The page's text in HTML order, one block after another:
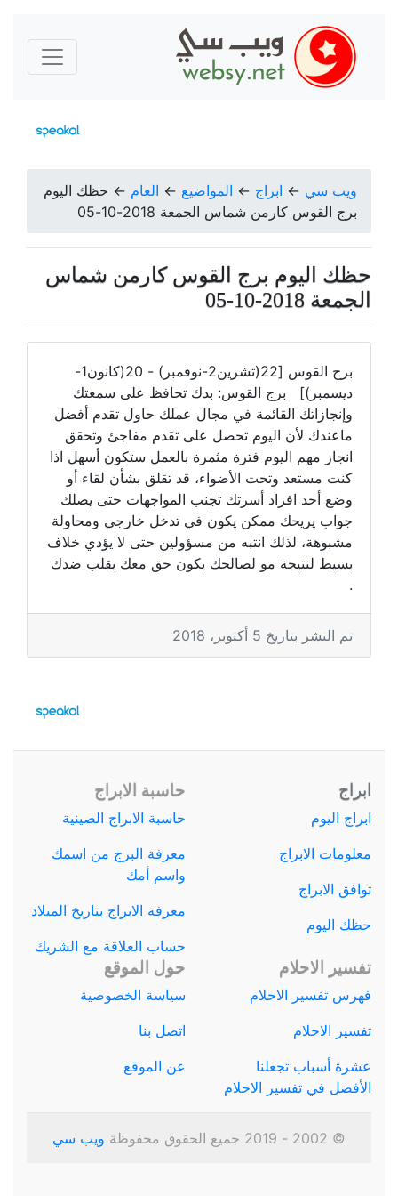
ويب سي ← ابراج ← المواضيع ← العام ← حظك اليوم
برج القوس كارمن شماس الجمعة 2018-10-05
حظك اليوم برج القوس كارمن شماس
الجمعة 2018-10-05
برج القوس [22(تشرين2-نوفمبر) - 20(كانون1-
ديسمبر)] برج القوس: بدك تحافظ على سمعتك
وإنجازاتك القائمة في مجال عملك حاول تقدم أفضل
ماعندك لأن اليوم تحصل على تقدم مفاجئ وتحقق
انجاز مهم اليوم فترة مثمرة بالعمل ستكون أسهل اذا
كنت مستعد وتحت الأضواء، قد تقلق بشأن لقاء أو
وضع أحد افراد أسرتك تجنب المواجهات حتى يصلك
جواب يريحك ممكن يكون في تدخل خارجي ومحاولة
مشبوهة، لذلك انتبه من مسؤولين حتى لا يؤدي خلاف
بسيط لنتيجة مو لصالحك يكون حق معك يقلب ضدك
.
تم النشر بتاريخ 5 أكتوبر، 2018
ابراج
ابراج اليوم
معلومات الابراج
توافق الابراج
حظك اليوم
حاسبة الابراج
حاسبة الابراج الصينية
معرفة البرج من اسمك
واسم أمك
معرفة الابراج بتاريخ الميلاد
حساب العلاقة مع الشريك
تفسير الاحلام
فهرس تفسير الاحلام
تفسير الاحلام
عشرة أسباب تجعلنا
الأفضل في تفسير الاحلام
حول الموقع
سياسة الخصوصية
اتصل بنا
عن الموقع
© 2002 - 2019 جميع الحقوق محفوظة ويب سي